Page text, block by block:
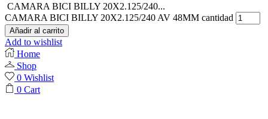
CAMARA BICI BILLY 20X2.125/240...
CAMARA BICI BILLY 20X2.125/240 AV 48MM cantidad
Añadir al carrito
Add to wishlist
Home
Shop
0 Wishlist
0 Cart